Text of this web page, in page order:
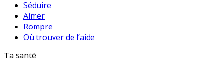
Séduire
Aimer
Rompre
Où trouver de l’aide
Ta santé